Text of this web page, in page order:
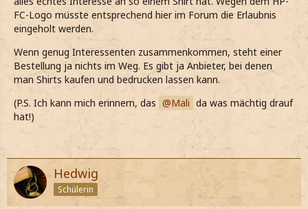
FC-Logo müsste entsprechend hier im Forum die Erlaubnis
eingeholt werden.
Wenn genug Interessenten zusammenkommen, steht einer
Bestellung ja nichts im Weg. Es gibt ja Anbieter, bei denen
man Shirts kaufen und bedrucken lassen kann.
(P.S. Ich kann mich erinnern, das
Mali da was mächtig drauf
hat!)
Hedwig
Schülerin